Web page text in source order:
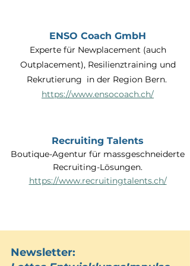
ENSO Coach GmbH
Experte für Newplacement (auch
Outplacement), Resilienztraining und
Rekrutierung in der Region Bern.
https://www.ensocoach.ch/
Recruiting Talents
Boutique-Agentur für massgeschneiderte
Recruiting-Lösungen.
https://www.recruitingtalents.ch/
Newsletter: